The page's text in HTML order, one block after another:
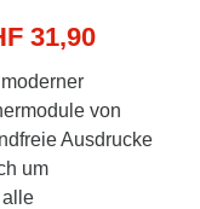
31,90
von
Ausdrucke
um
alle